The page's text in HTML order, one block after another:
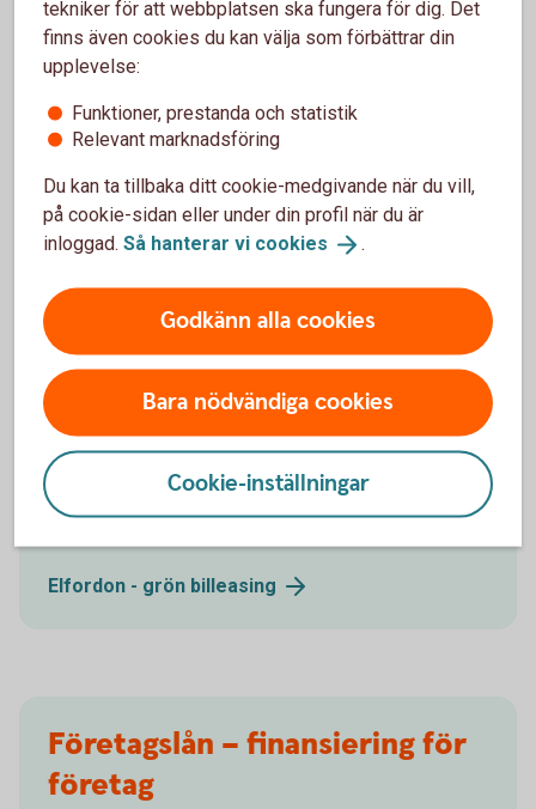
av ekonomi, körmönster och skatteregler.
Genom att väga in både praktiska och finansiella aspekter
skapar ni bättre förutsättningar för en bilpolicy som
fungerar långsiktigt, för både verksamheten och
Besök Skatteverket för mer information
Drivmedelsförmåner
tjänsten
Grön billeasing
Vår gröna billeasing gäller för elbilar med 0 gram
Elfordon - grön billeasing
Företagslån – finansiering för
företag
tekniker för att webbplatsen ska fungera för dig. Det
finns även cookies du kan välja som förbättrar din
upplevelse:
Funktioner, prestanda och statistik
Relevant marknadsföring
Du kan ta tillbaka ditt cookie-medgivande när du vill,
på cookie-sidan eller under din profil när du är
inloggad. Så hanterar vi cookies .
Godkänn alla cookies
Bara nödvändiga cookies
Cookie-inställningar